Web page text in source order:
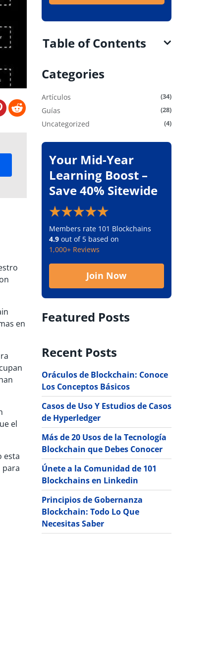
en
el
esta
para
Table of Contents
Categories
Artículos (34)
Guías (28)
Uncategorized (4)
Your Mid-Year
Learning Boost –
Save 40% Sitewide
Members rate 101 Blockchains
4.9out of 5 based on
1,000+ Reviews
Join Now
Featured Posts
Recent Posts
Oráculos de Blockchain: Conoce
Los Conceptos Básicos
Casos de Uso Y Estudios de Casos
de Hyperledger
Más de 20 Usos de la Tecnología
Blockchain que Debes Conocer
Únete a la Comunidad de 101
Blockchains en Linkedin
Principios de Gobernanza
Blockchain: Todo Lo Que
Necesitas Saber